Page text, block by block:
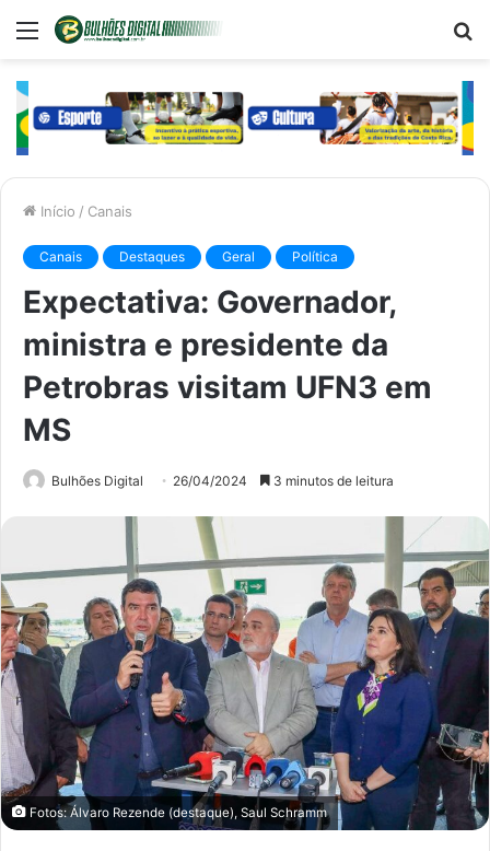
Menu
Início / Canais
Canais Destaques Geral Política
Expectativa: Governador,
ministra e presidente da
Petrobras visitam UFN3 em
MS
Bulhões Digital 26/04/2024 3 minutos de leitura
Fotos: Álvaro Rezende (destaque), Saul Schramm